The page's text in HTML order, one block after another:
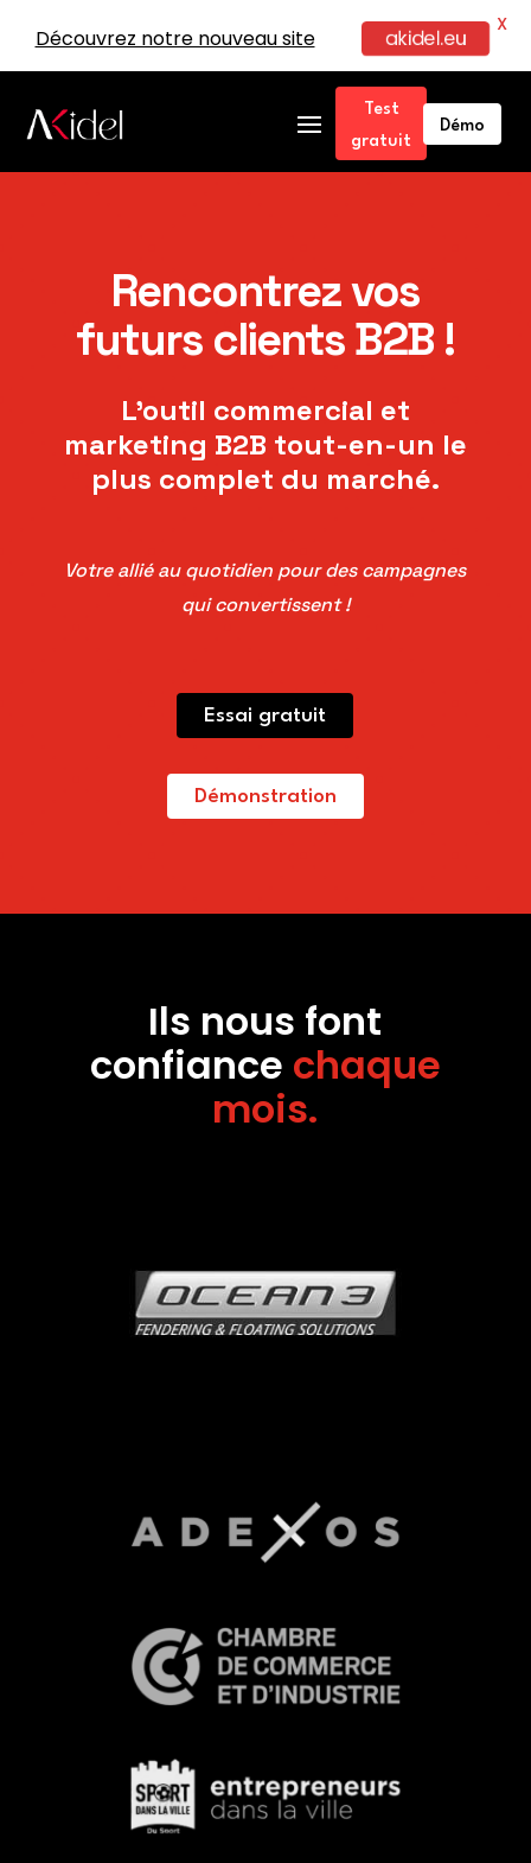
Test
gratuit
Démo
Rencontrez vos
futurs clients B2B !
L’outil commercial et
marketing B2B tout-en-un le
plus complet du marché.
Votre allié au quotidien pour des campagnes
qui convertissent !
Essai gratuit
Démonstration
Ils nous font
confiance chaque
mois.
Découvrez notre nouveau site akidel.eu
X